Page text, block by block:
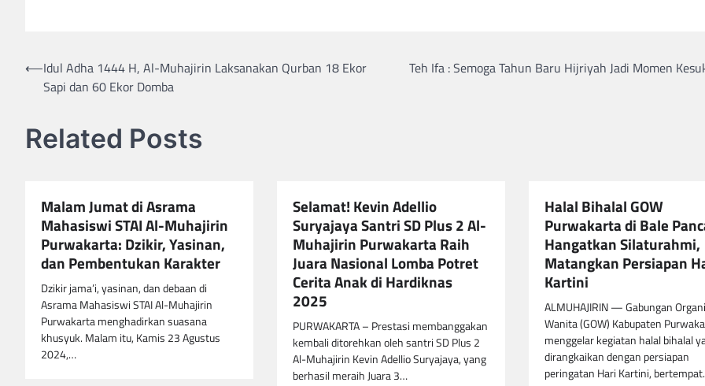
Navigasi
pos
⟵Idul Adha 1444 H, Al-Muhajirin Laksanakan Qurban 18 Ekor
Sapi dan 60 Ekor Domba
Teh Ifa : Semoga Tahun Baru Hijriyah Jadi Momen
Related Posts
Malam Jumat di Asrama
Mahasiswi STAI Al-Muhajirin
Purwakarta: Dzikir, Yasinan,
dan Pembentukan Karakter
Dzikir jama’i, yasinan, dan debaan di
Asrama Mahasiswi STAI Al-Muhajirin
Purwakarta menghadirkan suasana
khusyuk. Malam itu, Kamis 23 Agustus
2024,…
Selamat! Kevin Adellio
Suryajaya Santri SD Plus 2 Al-
Muhajirin Purwakarta Raih
Juara Nasional Lomba Potret
Cerita Anak di Hardiknas
2025
PURWAKARTA – Prestasi membanggakan
kembali ditorehkan oleh santri SD Plus 2
Al-Muhajirin Kevin Adellio Suryajaya, yang
berhasil meraih Juara 3…
Halal Bihalal GOW
Purwakarta di Bale
Hangatkan Silaturahmi,
Matangkan Persiapan
Kartini
ALMUHAJIRIN — Gabungan
Wanita (GOW) Kabupaten
menggelar kegiatan halal bihalal
dirangkaikan dengan persiapan
peringatan Hari Kartini,